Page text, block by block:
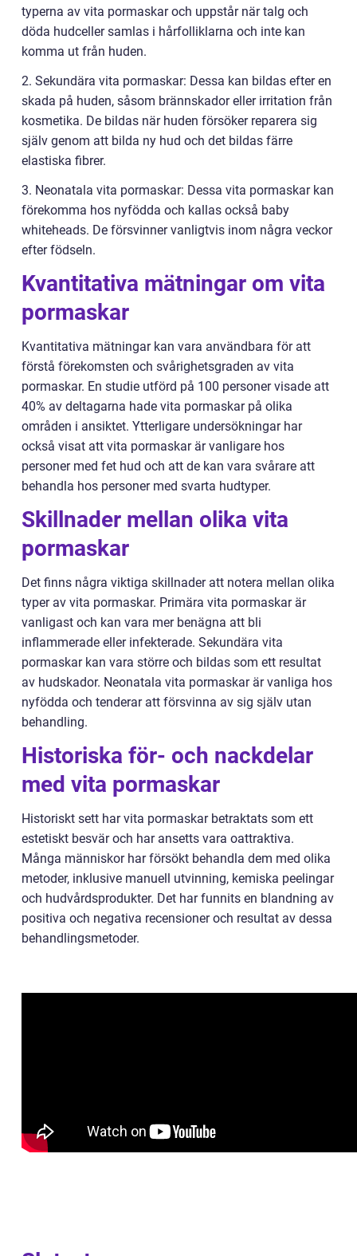
typerna av vita pormaskar och uppstår när talg och
döda hudceller samlas i hårfolliklarna och inte kan
komma ut från huden.
2. Sekundära vita pormaskar: Dessa kan bildas efter en
skada på huden, såsom brännskador eller irritation från
kosmetika. De bildas när huden försöker reparera sig
själv genom att bilda ny hud och det bildas färre
elastiska fibrer.
3. Neonatala vita pormaskar: Dessa vita pormaskar kan
förekomma hos nyfödda och kallas också baby
whiteheads. De försvinner vanligtvis inom några veckor
efter födseln.
Kvantitativa mätningar om vita
pormaskar
Kvantitativa mätningar kan vara användbara för att
förstå förekomsten och svårighetsgraden av vita
pormaskar. En studie utförd på 100 personer visade att
40% av deltagarna hade vita pormaskar på olika
områden i ansiktet. Ytterligare undersökningar har
också visat att vita pormaskar är vanligare hos
personer med fet hud och att de kan vara svårare att
behandla hos personer med svarta hudtyper.
Skillnader mellan olika vita
pormaskar
Det finns några viktiga skillnader att notera mellan olika
typer av vita pormaskar. Primära vita pormaskar är
vanligast och kan vara mer benägna att bli
inflammerade eller infekterade. Sekundära vita
pormaskar kan vara större och bildas som ett resultat
av hudskador. Neonatala vita pormaskar är vanliga hos
nyfödda och tenderar att försvinna av sig själv utan
behandling.
Historiska för- och nackdelar
med vita pormaskar
Historiskt sett har vita pormaskar betraktats som ett
estetiskt besvär och har ansetts vara oattraktiva.
Många människor har försökt behandla dem med olika
metoder, inklusive manuell utvinning, kemiska peelingar
och hudvårdsprodukter. Det har funnits en blandning av
positiva och negativa recensioner och resultat av dessa
behandlingsmetoder.